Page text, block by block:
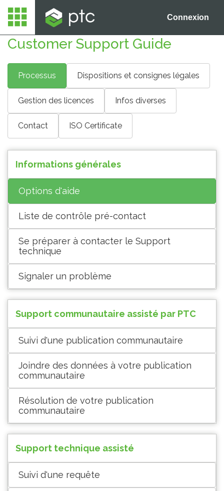
Connexion
Customer Support Guide
Processus Dispositions et consignes légales
Gestion des licences Infos diverses
Contact ISO Certificate
Informations générales
Options d'aide
Liste de contrôle pré-contact
Se préparer à contacter le Support
technique
Signaler un problème
Support communautaire assisté par PTC
Suivi d'une publication communautaire
Joindre des données à votre publication
communautaire
Résolution de votre publication
communautaire
Support technique assisté
Suivi d'une requête